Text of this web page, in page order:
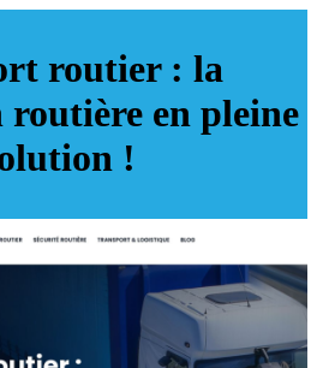
routier : la
routière en pleine
!